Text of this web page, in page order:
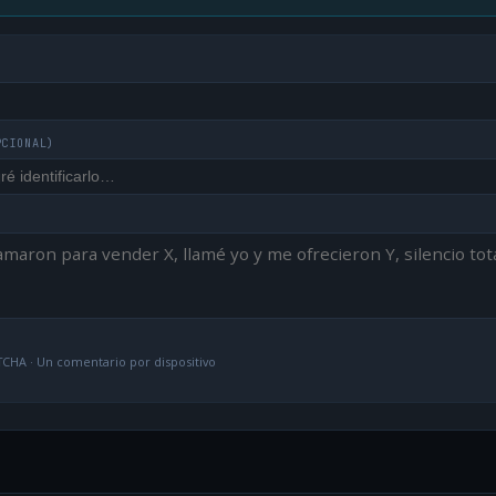
· Un comentario por dispositivo